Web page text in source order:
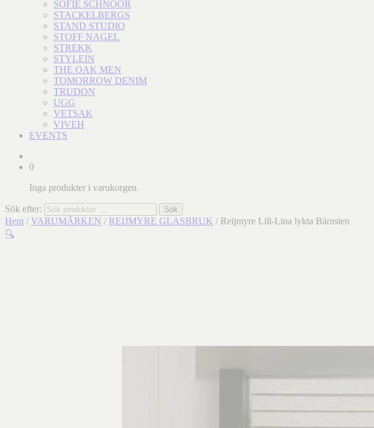
SOFIE SCHNOOR
STACKELBERGS
STAND STUDIO
STOFF NAGEL
STREKK
STYLEIN
THE OAK MEN
TOMORROW DENIM
TRUDON
UGG
VETSAK
VIVEH
EVENTS
0
Inga produkter i varukorgen.
Sök efter: Sök
Hem / VARUMÄRKEN / REIJMYRE GLASBRUK / Reijmyre Lill-Lina lykta Bärnsten
🔍